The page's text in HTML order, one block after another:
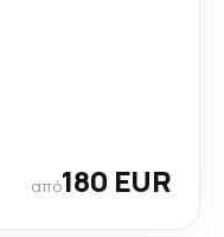
από180 EUR